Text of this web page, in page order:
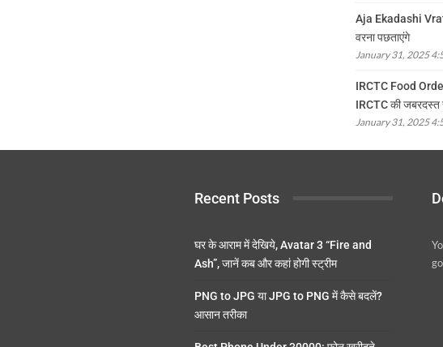
Aja Ekadashi
वरना पछताएंगे
January 31, 2025
IRCTC Food
IRCTC की जबरदस्त
January 31, 2025
Recent Posts
घर के आराम में देखिये, Avatar 3 “Fire and
Ash”, जानें कब और कहां होगी स्ट्रीम
PNG to JPG या JPG to PNG में कैसे बदलें?
आसान तरीका